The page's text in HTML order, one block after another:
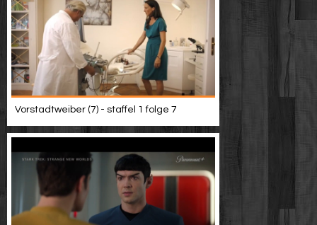
Vorstadtweiber (7) - staffel 1 folge 7